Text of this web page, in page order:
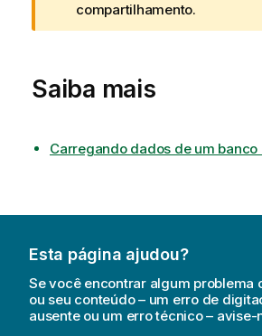
e
r
n
a
compartilhamento.
Saiba mais
Carregando dados de um
Esta página ajudou?
Se você encontrar algum problema
ou seu conteúdo – um erro de
ausente ou um erro técnico – avise-